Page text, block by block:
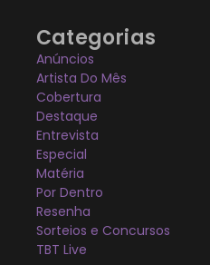
Categorias
Anúncios
Artista Do Mês
Cobertura
Destaque
Entrevista
Especial
Matéria
Por Dentro
Resenha
Sorteios e Concursos
TBT Live